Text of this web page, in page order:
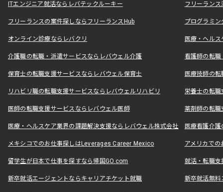
ITエンジニア就活ならレバテックルーキー フリーラン
フリーランスの案件探しならフリーランスHub プログラミ
オンライン診療ならレバクリ 医療・ヘル
介護職の転職・派遣サービスならレバウェル介護 看護師の転
保育士の転職支援サービスならレバウェル保育士 医療技師の
リハビリ職の転職支援サービスならレバウェルリハビリ 栄養士の転
医師の転職支援サービスならレバウェル医師 薬剤師の転
医療・ヘルスケア業界の課題解決支援ならレバウェル株式会社 医療看護介
メキシコでのお仕事探しはLeverages Career Mexico アメリカで
留学生が日本で仕事を探すなら帰国GO.com 就活・転職
新卒就活エージェントならキャリアチケット就職 新卒就活無料